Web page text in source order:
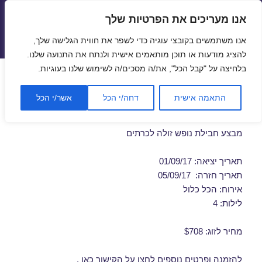
אנו מעריכים את הפרטיות שלך
אנו משתמשים בקובצי עוגיה כדי לשפר את חווית הגלישה שלך,
להציג מודעות או תוכן מותאמים אישית ולנתח את התנועה שלנו.
בלחיצה על "קבל הכל", את/ה מסכים/ה לשימוש שלנו בעוגיות.
התאמה אישית דחה/י הכל אשר/י הכל
תפריטים
ווידג'טים
דילים לכרתים ברגע האחרון
01/09/2017
מבצע חבילת נופש זולה לכרתים
תאריך יציאה: 01/09/17
תאריך חזרה: 05/09/17
אירוח: הכל כלול
לילות: 4
מחיר לזוג: $708
להזמנה ופרטים נוספים לחצו על הקישור כאן .